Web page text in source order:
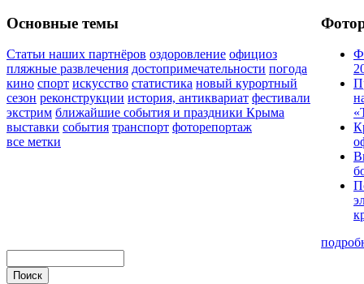
Основные темы
Статьи наших партнёров оздоровление официоз
пляжные развлечения достопримечательности погода
кино спорт искусство статистика новый курортный
сезон реконструкции история, антиквариат фестивали
экстрим ближайшие события и праздники Крыма
выставки события транспорт фоторепортаж
все метки